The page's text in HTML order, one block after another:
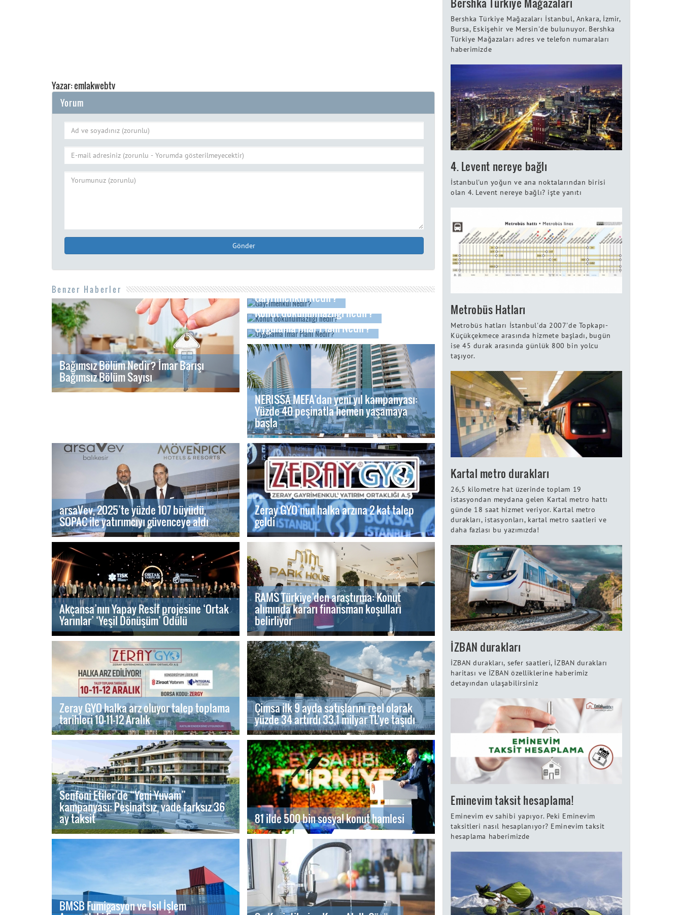
Yazar: emlakwebtv
Yorum
Gönder
Benzer Haberler
Bağımsız Bölüm Nedir? İmar Barışı
Bağımsız Bölüm Sayısı
Gayrimenkul Nedir?
Konut dokunulmazlığı nedir?
Uygulama İmar Planı Nedir?
NERISSA MEFA’dan yeni yıl kampanyası:
Yüzde 40 peşinatla hemen yaşamaya
başla
arsaVev, 2025’te yüzde 107 büyüdü,
SOPAC ile yatırımcıyı güvenceye aldı
Zeray GYO’nun halka arzına 2 kat talep
geldi
Akçansa’nın Yapay Resif projesine ‘Ortak
Yarınlar’ ‘Yeşil Dönüşüm’ Ödülü
RAMS Türkiye’den araştırma: Konut
alımında kararı finansman koşulları
belirliyor
Zeray GYO halka arz oluyor talep toplama
tarihleri 10-11-12 Aralık
Çimsa ilk 9 ayda satışlarını reel olarak
yüzde 34 artırdı 33,1 milyar TL’ye taşıdı
Senfoni Etiler’de “Yeni Yuvam”
kampanyası: Peşinatsız, vade farksız 36
ay taksit 81 ilde 500 bin sosyal konut hamlesi
BMSB Fumigasyon ve Isıl İşlem
Bershka Türkiye Mağazaları İstanbul, Ankara, İzmir,
Bursa, Eskişehir ve Mersin'de bulunuyor. Bershka
Türkiye Mağazaları adres ve telefon numaraları
haberimizde
4. Levent nereye bağlı
İstanbul'un yoğun ve ana noktalarından birisi
olan 4. Levent nereye bağlı? işte yanıtı
Metrobüs Hatları
Metrobüs hatları İstanbul'da 2007'de Topkapı-
Küçükçekmece arasında hizmete başladı, bugün
ise 45 durak arasında günlük 800 bin yolcu
taşıyor.
Kartal metro durakları
26,5 kilometre hat üzerinde toplam 19
istasyondan meydana gelen Kartal metro hattı
günde 18 saat hizmet veriyor. Kartal metro
durakları, istasyonları, kartal metro saatleri ve
daha fazlası bu yazımızda!
İZBAN durakları
İZBAN durakları, sefer saatleri, İZBAN durakları
haritası ve İZBAN özelliklerine haberimiz
detayından ulaşabilirsiniz
Eminevim taksit hesaplama!
Eminevim ev sahibi yapıyor. Peki Eminevim
taksitleri nasıl hesaplanıyor? Eminevim taksit
hesaplama haberimizde